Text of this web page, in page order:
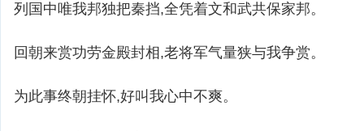
列国中唯我邦独把秦挡,全凭着文和武共保家邦。
回朝来赏功劳金殿封相,老将军气量狭与我争赏。
为此事终朝挂怀,好叫我心中不爽。